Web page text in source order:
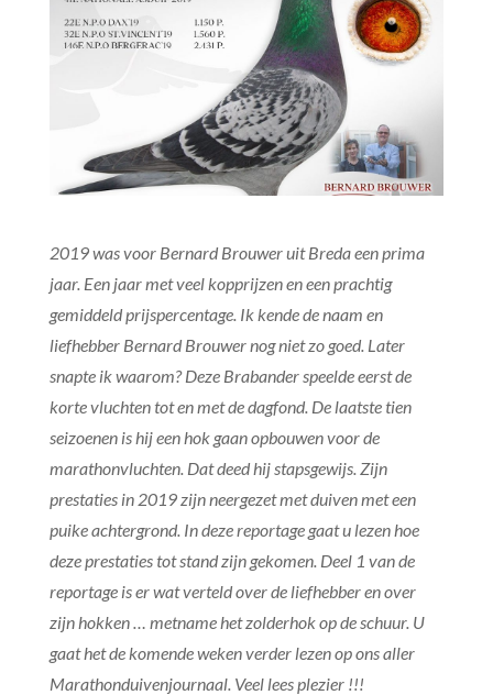
2019 was voor Bernard Brouwer uit Breda een prima
jaar. Een jaar met veel kopprijzen en een prachtig
gemiddeld prijspercentage. Ik kende de naam en
liefhebber Bernard Brouwer nog niet zo goed. Later
snapte ik waarom? Deze Brabander speelde eerst de
korte vluchten tot en met de dagfond. De laatste tien
seizoenen is hij een hok gaan opbouwen voor de
marathonvluchten. Dat deed hij stapsgewijs. Zijn
prestaties in 2019 zijn neergezet met duiven met een
puike achtergrond. In deze reportage gaat u lezen hoe
deze prestaties tot stand zijn gekomen. Deel 1 van de
reportage is er wat verteld over de liefhebber en over
zijn hokken … metname het zolderhok op de schuur. U
gaat het de komende weken verder lezen op ons aller
Marathonduivenjournaal. Veel lees plezier !!!